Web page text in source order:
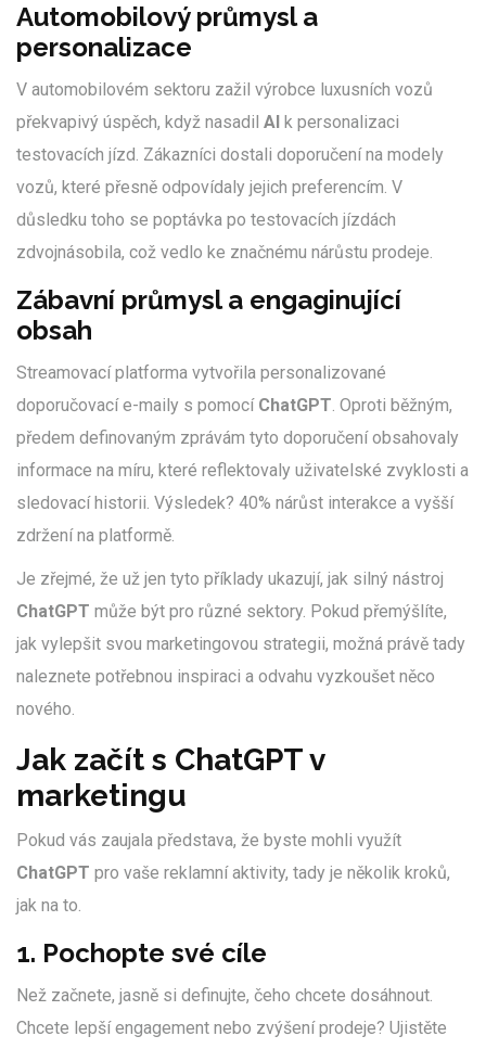
Automobilový průmysl a
personalizace
V automobilovém sektoru zažil výrobce luxusních vozů
překvapivý úspěch, když nasadil AI k personalizaci
testovacích jízd. Zákazníci dostali doporučení na modely
vozů, které přesně odpovídaly jejich preferencím. V
důsledku toho se poptávka po testovacích jízdách
zdvojnásobila, což vedlo ke značnému nárůstu prodeje.
Zábavní průmysl a engaginující
obsah
Streamovací platforma vytvořila personalizované
doporučovací e-maily s pomocí ChatGPT. Oproti běžným,
předem definovaným zprávám tyto doporučení obsahovaly
informace na míru, které reflektovaly uživatelské zvyklosti a
sledovací historii. Výsledek? 40% nárůst interakce a vyšší
zdržení na platformě.
Je zřejmé, že už jen tyto příklady ukazují, jak silný nástroj
ChatGPT může být pro různé sektory. Pokud přemýšlíte,
jak vylepšit svou marketingovou strategii, možná právě tady
naleznete potřebnou inspiraci a odvahu vyzkoušet něco
nového.
Jak začít s ChatGPT v
marketingu
Pokud vás zaujala představa, že byste mohli využít
ChatGPT pro vaše reklamní aktivity, tady je několik kroků,
jak na to.
1. Pochopte své cíle
Než začnete, jasně si definujte, čeho chcete dosáhnout.
Chcete lepší engagement nebo zvýšení prodeje? Ujistěte